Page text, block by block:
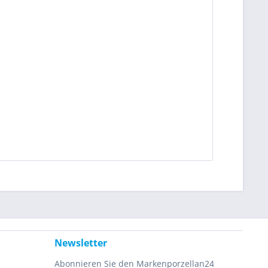
Newsletter
Abonnieren Sie den Markenporzellan24